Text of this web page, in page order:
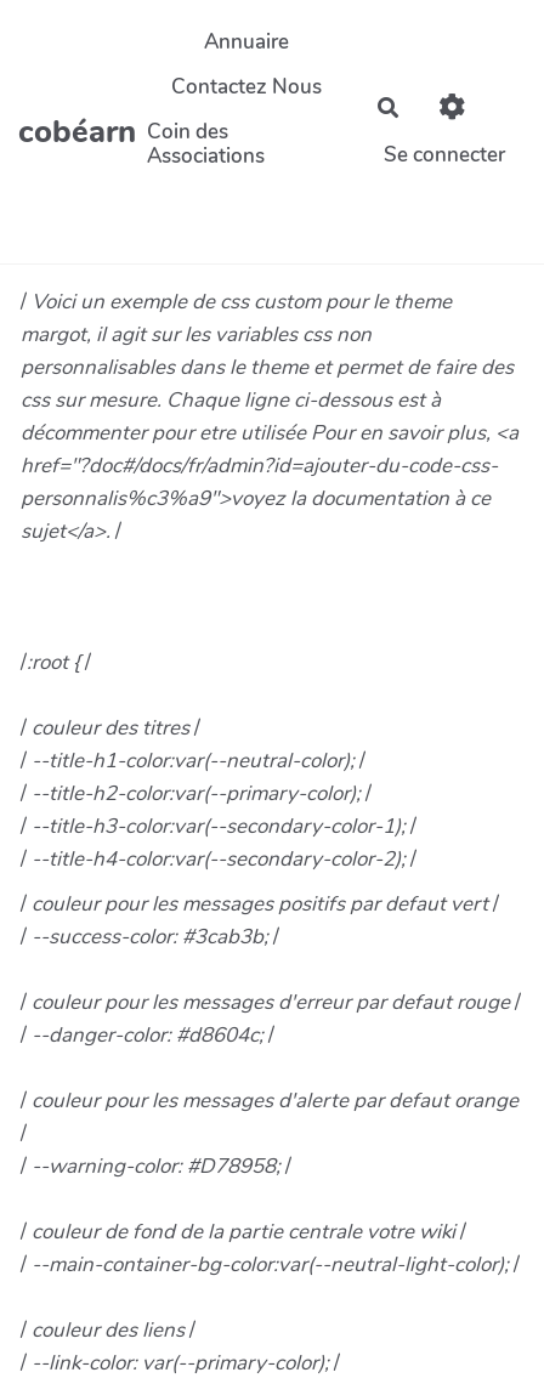
Aller au contenu principal
cobéarn
Annuaire
Contactez Nous
Coin des
Associations
Rechercher
Se connecter
/ Voici un exemple de css custom pour le theme
margot, il agit sur les variables css non
personnalisables dans le theme et permet de faire des
css sur mesure. Chaque ligne ci-dessous est à
décommenter pour etre utilisée Pour en savoir plus, <a
href="?doc#/docs/fr/admin?id=ajouter-du-code-css-
personnalis%c3%a9">voyez la documentation à ce
sujet</a>. /
/:root {/
/ couleur des titres/
/ --title-h1-color:var(--neutral-color);/
/ --title-h2-color:var(--primary-color);/
/ --title-h3-color:var(--secondary-color-1);/
/ --title-h4-color:var(--secondary-color-2);/
/ couleur pour les messages positifs par defaut vert/
/ --success-color: #3cab3b;/
/ couleur pour les messages d'erreur par defaut rouge/
/ --danger-color: #d8604c;/
/ couleur pour les messages d'alerte par defaut orange
/
/ --warning-color: #D78958;/
/ couleur de fond de la partie centrale votre wiki/
/ --main-container-bg-color:var(--neutral-light-color);/
/ couleur des liens/
/ --link-color: var(--primary-color);/